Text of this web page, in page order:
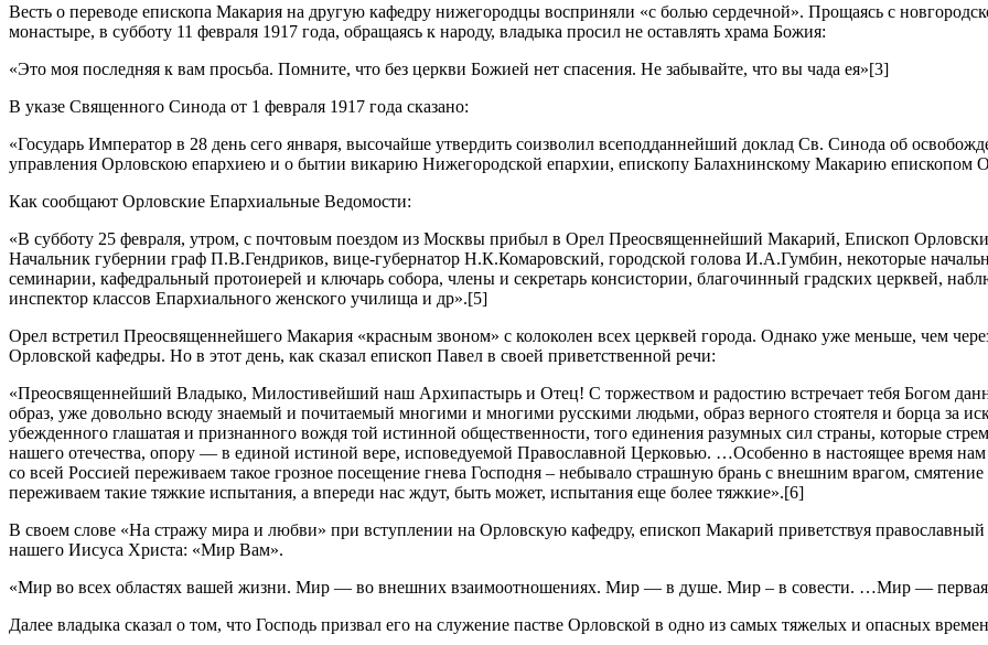
Весть о переводе епископа Макария на другую кафедру нижегородцы восприняли «с болью сердечной». Прощаясь с
монастыре, в субботу 11 февраля 1917 года, обращаясь к народу, владыка просил не оставлять храма Божия:
«Это моя последняя к вам просьба. Помните, что без церкви Божией нет спасения. Не забывайте, что вы чада ея»[3]
В указе Священного Синода от 1 февраля 1917 года сказано:
«Государь Император в 28 день сего января, высочайше утвердить соизволил всеподданнейший доклад Св. Синода об
управления Орловскою епархиею и о бытии викарию Нижегородской епархии, епископу Балахнинскому Макарию епископом
Как сообщают Орловские Епархиальные Ведомости:
«В субботу 25 февраля, утром, с почтовым поездом из Москвы прибыл в Орел Преосвященнейший Макарий, Епископ
Начальник губернии граф П.В.Гендриков, вице-губернатор Н.К.Комаровский, городской голова И.А.Гумбин, некоторые
семинарии, кафедральный протоиерей и ключарь собора, члены и секретарь консистории, благочинный градских церквей,
инспектор классов Епархиального женского училища и др».[5]
Орел встретил Преосвященнейшего Макария «красным звоном» с колоколен всех церквей города. Однако уже меньше, чем
Орловской кафедры. Но в этот день, как сказал епископ Павел в своей приветственной речи:
«Преосвященнейший Владыко, Милостивейший наш Архипастырь и Отец! С торжеством и радостию встречает тебя Богом
образ, уже довольно всюду знаемый и почитаемый многими и многими русскими людьми, образ верного стоятеля и борца за
убежденного глашатая и признанного вождя той истинной общественности, того единения разумных сил страны, которые
нашего отечества, опору — в единой истиной вере, исповедуемой Православной Церковью. …Особенно в настоящее время
со всей Россией переживаем такое грозное посещение гнева Господня – небывало страшную брань с внешним врагом,
переживаем такие тяжкие испытания, а впереди нас ждут, быть может, испытания еще более тяжкие».[6]
В своем слове «На стражу мира и любви» при вступлении на Орловскую кафедру, епископ Макарий приветствуя
нашего Иисуса Христа: «Мир Вам».
«Мир во всех областях вашей жизни. Мир — во внешних взаимоотношениях. Мир — в душе. Мир – в совести. …Мир — первая
Далее владыка сказал о том, что Господь призвал его на служение пастве Орловской в одно из самых тяжелых и опасных